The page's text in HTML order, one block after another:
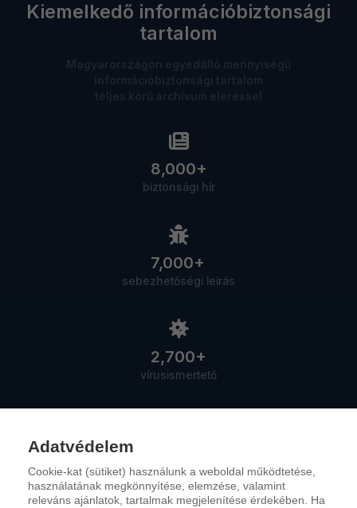
Kiemelkedő információbiztonsági
tartalom
8,000+
biztonsági hír
7,000+
sebezhetőségi leírás
2,700+
vírusismertető
Szolgáltatások
Adatvédelem
Cookie-kat (sütiket) használunk a weboldal működtetése,
használatának megkönnyítése, elemzése, valamint
releváns ajánlatok, tartalmak megjelenítése érdekében. Ha